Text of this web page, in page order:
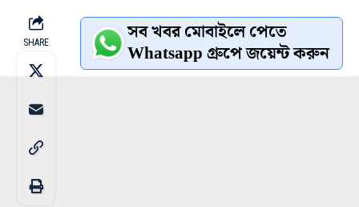
SHARE সব খবর মোবাইলে পেতে
Whatsapp গ্রুপে জয়েন্ট করুন